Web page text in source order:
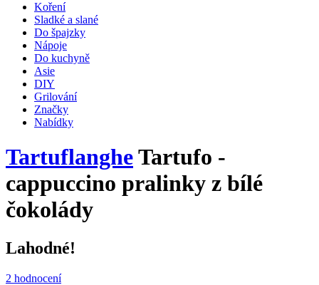
Koření
Sladké a slané
Do špajzky
Nápoje
Do kuchyně
Asie
DIY
Grilování
Značky
Nabídky
TartuflangheTartufo -
cappuccino pralinky z bílé
čokolády
Lahodné!
2 hodnocení